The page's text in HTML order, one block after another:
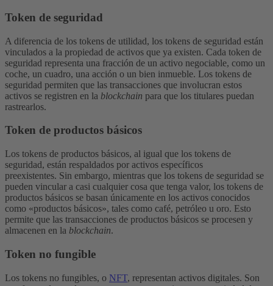
Token de seguridad
A diferencia de los tokens de utilidad, los tokens de seguridad están
vinculados a la propiedad de activos que ya existen. Cada token de
seguridad representa una fracción de un activo negociable, como un
coche, un cuadro, una acción o un bien inmueble. Los tokens de
seguridad permiten que las transacciones que involucran estos
activos se registren en la blockchain para que los titulares puedan
rastrearlos.
Token de productos básicos
Los tokens de productos básicos, al igual que los tokens de
seguridad, están respaldados por activos específicos
preexistentes. Sin embargo, mientras que los tokens de seguridad se
pueden vincular a casi cualquier cosa que tenga valor, los tokens de
productos básicos se basan únicamente en los activos conocidos
como «productos básicos», tales como café, petróleo u oro. Esto
permite que las transacciones de productos básicos se procesen y
almacenen en la blockchain.
Token no fungible
Los tokens no fungibles, o NFT, representan activos digitales. Son